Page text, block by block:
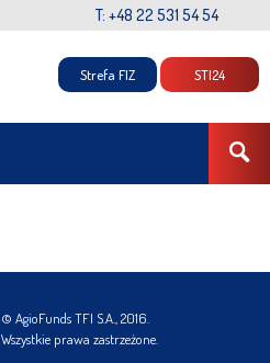
T: +48 22 531 54 54
Strefa FIZ STI24
© AgioFunds TFI S.A., 2016.
Wszystkie prawa zastrzeżone.